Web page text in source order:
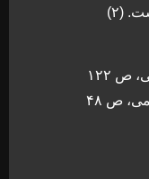
(۲)
ص ۴۸